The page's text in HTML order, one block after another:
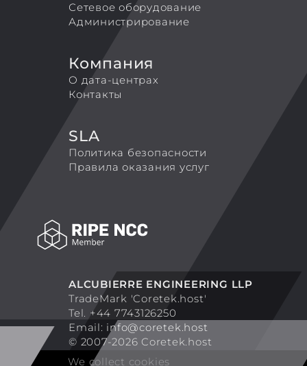
ALCUBIERRE ENGINEERING LLP
TradeMark 'Coretek.host'
Tel. +44 7743126250
Email: info@coretek.host
© 2007-2026 Coretek.host
Сетевое оборудование
Администрирование
Компания
О дата-центрах
Контакты
SLA
Политика безопасности
Правила оказания услуг
We collect cookies